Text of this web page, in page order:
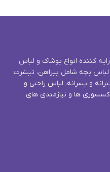
کننده انواع پوشاک و لباس
لباس بچه شامل پیراهن، تیشرت
و پسرانه، لباس راحتی و
ها و نیازمندی های